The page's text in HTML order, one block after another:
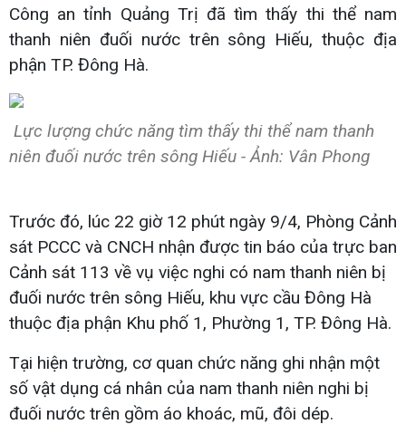
Công an tỉnh Quảng Trị đã tìm thấy thi thể nam
thanh niên đuối nước trên sông Hiếu, thuộc địa
phận TP. Đông Hà.
Lực lượng chức năng tìm thấy thi thể nam thanh
niên đuối nước trên sông Hiếu - Ảnh: Vân Phong
Trước đó, lúc 22 giờ 12 phút ngày 9/4, Phòng Cảnh
sát PCCC và CNCH nhận được tin báo của trực ban
Cảnh sát 113 về vụ việc nghi có nam thanh niên bị
đuối nước trên sông Hiếu, khu vực cầu Đông Hà
thuộc địa phận Khu phố 1, Phường 1, TP. Đông Hà.
Tại hiện trường, cơ quan chức năng ghi nhận một
số vật dụng cá nhân của nam thanh niên nghi bị
đuối nước trên gồm áo khoác, mũ, đôi dép.